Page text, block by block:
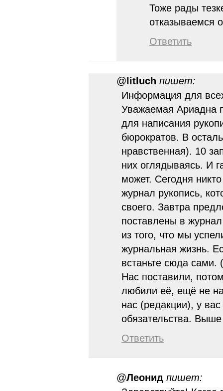
Тоже рады
отказываемся
Ответить
@ litluch пишет:
Информация для
Уважаемая Ариадна
для написания
бюрократов. В
нравственная). 10
них оглядываясь. И
может. Сегодня
журнал рукопись,
своего. Завтра
поставлены в
из того, что мы
журнальная жизнь.
встаньте сюда сами.
Нас поставили,
любили её, ещё не
нас (редакции), у
обязательства.
Ответить
@Леонид пишет: